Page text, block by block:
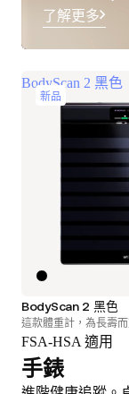
了解更多
BodyScan 2 黑色
新品
BodyScan 2 黑色
這款體重計，為長壽而
FSA-HSA 適用
手錶